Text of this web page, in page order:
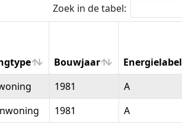
Zoek in de tabel:
Bouwjaar Energielabel
Bouwjaar Energielabel
1981 A
1981 A